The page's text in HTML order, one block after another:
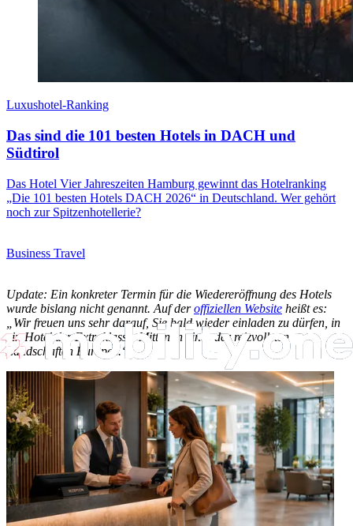
Luxushotel-Ranking
Das sind die 101 besten Hotels in DACH und
Südtirol
Das Hotel Vier Jahreszeiten Hamburg gewinnt das Hotelranking
„Die 101 besten Hotels DACH 2026“ in Deutschland. Wer gehört
noch zur Spitzenhotellerie?
Business Travel
Update: Ein konkreter Termin für die Wiedereröffnung des Hotels
wurde bislang nicht genannt. Auf deroffiziellen Website heißt es:
„Wir freuen uns sehr darauf, Sie bald wieder einladen zu dürfen, in
ein Hotel der Extraklasse. Mitten in einer der reizvollsten
Landschaften Europas.“